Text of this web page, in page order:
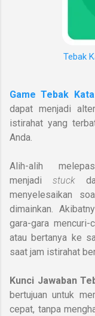
Tebak
Game Tebak
dapat menjadi
istirahat yang
Anda.
Alih-alih
menjadi stuck
menyelesaikan
dimainkan.
gara-gara
atau bertanya ke
saat jam istirahat
Kunci Jawaban
bertujuan untuk
cepat, tanpa